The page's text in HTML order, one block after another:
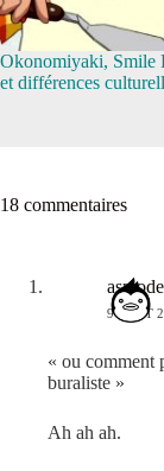
Okonomiyaki, Smile
et différences
18 commentaires
9 AOÛT
« ou comment
buraliste »
Ah ah ah.